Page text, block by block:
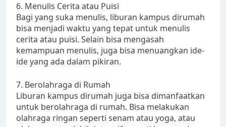
6. Menulis Cerita atau Puisi
Bagi yang suka menulis, liburan kampus dirumah
bisa menjadi waktu yang tepat untuk menulis
cerita atau puisi. Selain bisa mengasah
kemampuan menulis, juga bisa menuangkan ide-
ide yang ada dalam pikiran.
7. Berolahraga di Rumah
Liburan kampus dirumah juga bisa dimanfaatkan
untuk berolahraga di rumah. Bisa melakukan
olahraga ringan seperti senam atau yoga, atau